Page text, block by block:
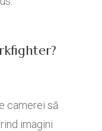
camerei să
imagini